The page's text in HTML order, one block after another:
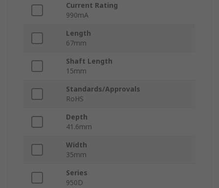
Current Rating
990mA
Length
67mm
Shaft Length
15mm
Standards/Approvals
RoHS
Depth
41.6mm
Width
35mm
Series
950D